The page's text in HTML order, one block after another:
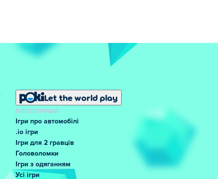
Let the world play
ПОПУЛЯРНИЙ
Ігри про автомобілі
.io ігри
Ігри для 2 гравців
Головоломки
Ігри з одяганням
Усі ігри